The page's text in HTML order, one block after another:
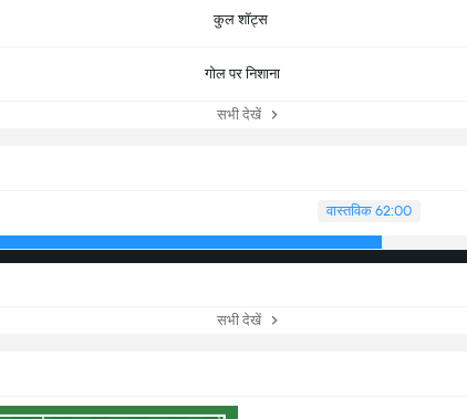
कुल शॉट्स
गोल पर निशाना
सभी देखें
वास्तविक 62:00
सभी देखें